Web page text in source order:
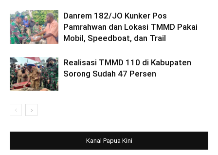
Danrem 182/JO Kunker Pos
Pamrahwan dan Lokasi TMMD Pakai
Mobil, Speedboat, dan Trail
Realisasi TMMD 110 di Kabupaten
Sorong Sudah 47 Persen
Kanal Papua Kini